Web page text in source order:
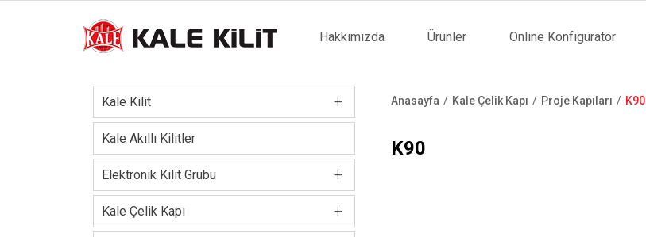
Main
Hakkımızda Ürünler Online Konfigüratör
+
Kale Kilit
Kale Akıllı Kilitler
+
Elektronik Kilit Grubu
+
Kale Çelik Kapı
yolu
Anasayfa Kale Çelik Kapı Proje Kapıları K90
K90